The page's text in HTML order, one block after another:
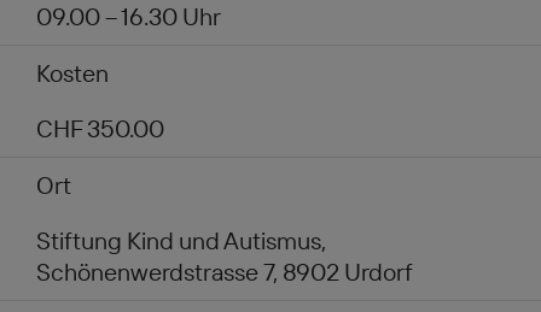
09.00 – 16.30 Uhr
Kosten
CHF 350.00
Ort
Stiftung Kind und Autismus,
Schönenwerdstrasse 7, 8902 Urdorf